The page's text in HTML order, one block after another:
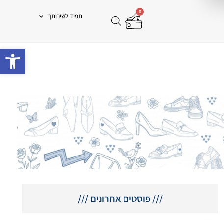
0
תמיד לשירותך
/// פוסטים אחרונים ///